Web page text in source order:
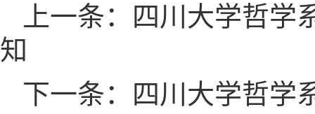
上一条：四川大学哲
知
下一条：四川大学哲学